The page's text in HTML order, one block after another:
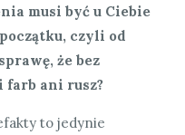
musi być u Ciebie
czyli od
że bez
farb ani rusz?
to jedynie